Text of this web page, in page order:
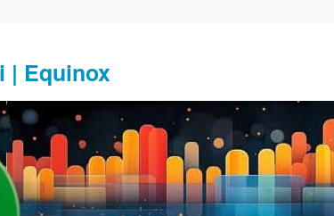
| Equinox